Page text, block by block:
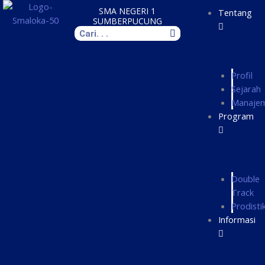
Skip
SMA NEGERI 1
SUMBERPUCUNG
Search
Tentang
Profil
Sejarah
Program
Double
Track
Informasi